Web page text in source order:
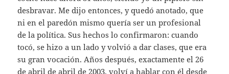
desbravar. Me dijo entonces, y quedó anotado, que
ni en el paredón mismo quería ser un profesional
de la política. Sus hechos lo confirmaron: cuando
tocó, se hizo a un lado y volvió a dar clases, que era
su gran vocación. Años después, exactamente el 26
de abril de abril de 2003, volví a hablar con él desde